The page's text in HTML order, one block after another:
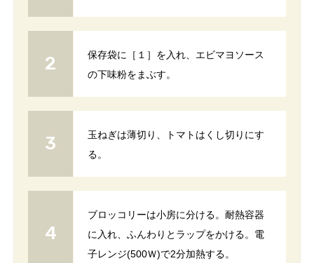
保存袋に［１］を入れ、エビマヨソース
の下味粉をまぶす。
玉ねぎは薄切り、トマトはくし切りにす
る。
ブロッコリーは小房に分ける。耐熱容器
に入れ、ふんわりとラップをかける。電
子レンジ(500Ｗ)で2分加熱する。